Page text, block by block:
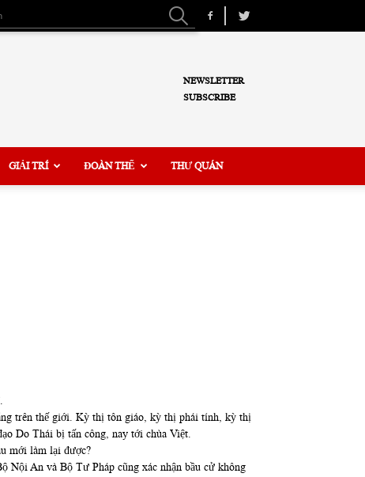
NEWSLETTER
SUBSCRIBE
GIẢI TRÍ ĐOÀN THỂ THƯ QUÁN
trên thế giới. Kỳ thị tôn giáo, kỳ thị phái tính, kỳ thị
Do Thái bị tấn công, nay tới chùa Việt.
mới làm lại được?
Nội An và Bộ Tư Pháp cũng xác nhận bầu cử không